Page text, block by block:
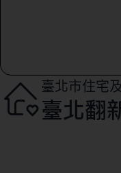
臺北市住宅
臺北翻